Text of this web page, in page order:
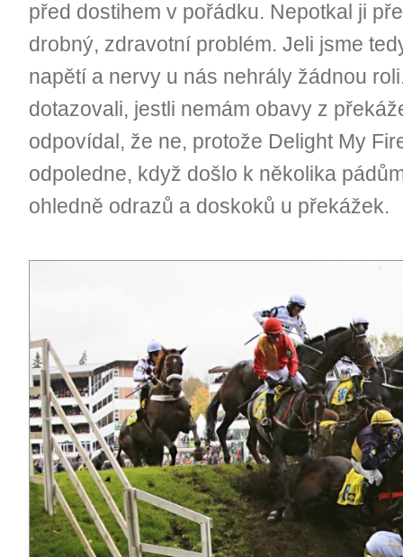
před dostihem v pořádku. Nepotkal ji
drobný, zdravotní problém. Jeli jsme
napětí a nervy u nás nehrály žádnou
dotazovali, jestli nemám obavy z
odpovídal, že ne, protože Delight My
odpoledne, když došlo k několika
ohledně odrazů a doskoků u překážek.